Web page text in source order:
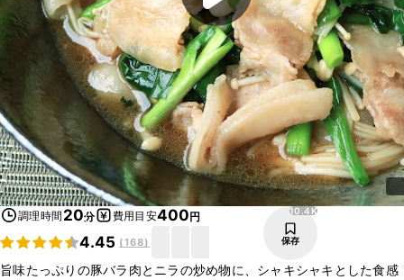
調理時間 20分 費用目安400円
4.45 (168)
10.4K
保存
旨味たっぷりの豚バラ肉とニラの炒め物に、シャキシャキとした食感